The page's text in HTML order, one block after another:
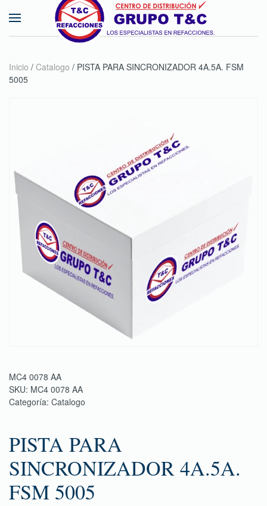
Skip to main content
Inicio / Catalogo / PISTA PARA SINCRONIZADOR 4A.5A. FSM
5005
MC4 0078 AA
SKU: MC4 0078 AA
Categoría: Catalogo
PISTA PARA
SINCRONIZADOR 4A.5A.
FSM 5005